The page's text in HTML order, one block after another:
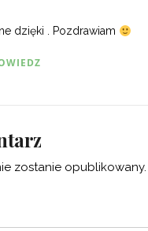
dzięki . Pozdrawiam
zostanie opublikowany.